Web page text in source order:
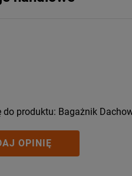
produktu: Bagażnik
OPINIĘ